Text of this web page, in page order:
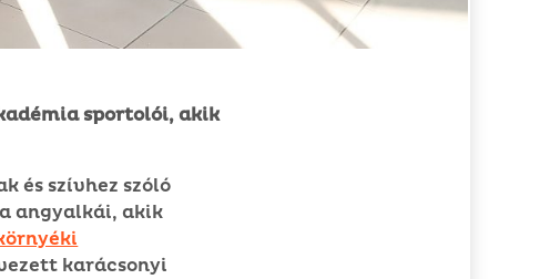
sportolói, akik
és szívhez szóló
angyalkái, akik
karácsonyi